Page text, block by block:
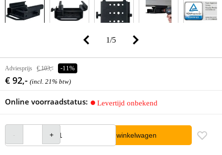
1/5
Adviesprijs € 103,- -11%
€ 92,- (incl. 21% btw)
Online voorraadstatus: Levertijd onbekend
In winkelwagen